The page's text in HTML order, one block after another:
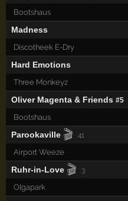
Bootshaus
Madness
Discotheek E-Dry
Hard Emotions
Three Monkeyz
Oliver Magenta & Friends #5
Bootshaus
Parookaville 🎬 41
Airport Weeze
Ruhr-in-Love 🎬 3
Olgapark